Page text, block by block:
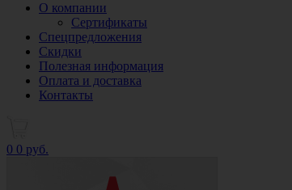
О компании
Сертификаты
Спецпредложения
Скидки
Полезная информация
Оплата и доставка
Контакты
0 0 руб.